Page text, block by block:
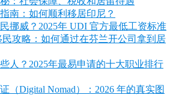
南：如何顺利移居印尼？
挪威？2025年 UDI 官方最低工资标准
攻略：如何通过在芬兰开公司拿到居
人？2025年最易申请的十大职业排行
（Digital Nomad）：2026 年的真实图